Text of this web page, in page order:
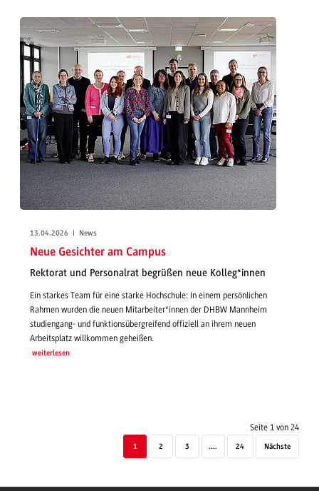
13.04.2026 | News
Neue Gesichter am Campus
Rektorat und Personalrat begrüßen neue Kolleg*innen
Ein starkes Team für eine starke Hochschule: In einem persönlichen
Rahmen wurden die neuen Mitarbeiter*innen der DHBW Mannheim
studiengang- und funktionsübergreifend offiziell an ihrem neuen
Arbeitsplatz willkommen geheißen.
weiterlesen
Seite 1 von 24
1 2 3 .... 24 Nächste